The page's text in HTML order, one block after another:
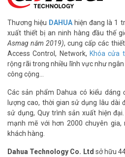
Thương hiệu DAHUA hiện đang là 1
xuất thiết bị an ninh hàng đầu thế
Asmag năm 2019), cung cấp các
Access Control, Network, Khóa cửa
rộng rãi trong nhiều lĩnh vực như
công cộng…
Các sản phẩm Dahua có kiểu dáng
lượng cao, thời gian sử dụng lâu dài
sử dụng, Quy trình sản xuất hiện
mạnh mẽ với hơn 2000 chuyên
khách hàng.
Dahua Technology Co. Ltd sở hữu